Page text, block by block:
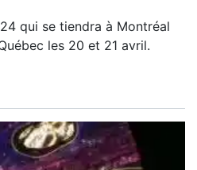
qui se tiendra à Montréal
les 20 et 21 avril.